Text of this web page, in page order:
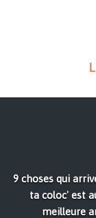
9 choses qui
ta coloc' est
meilleure